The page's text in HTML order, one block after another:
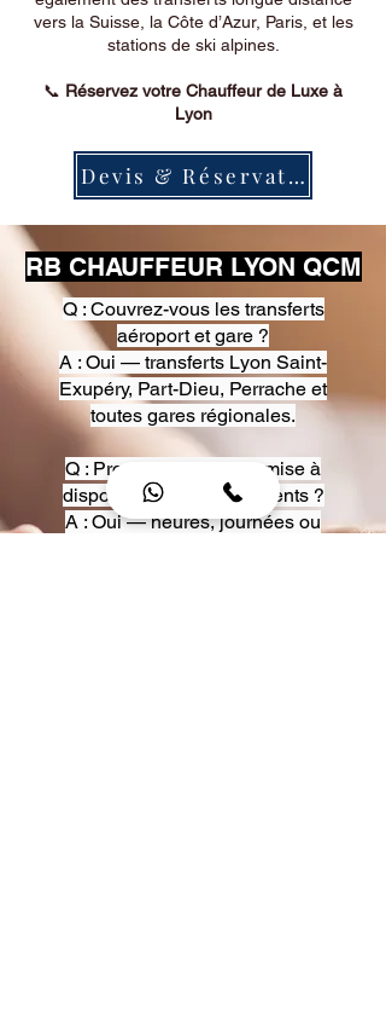
vers la Suisse, la Côte d’Azur, Paris, et les
stations de ski alpines.
📞 Réservez votre Chauffeur de Luxe à
Lyon
Devis & Réservation
RB CHAUFFEUR LYON QCM
Q : Couvrez-vous les transferts
aéroport et gare ?
A : Oui — transferts Lyon Saint-
Exupéry, Part-Dieu, Perrache et
toutes gares régionales.
Q : Proposez-vous une mise à
disposition pour événements ?
A : Oui — heures, journées ou